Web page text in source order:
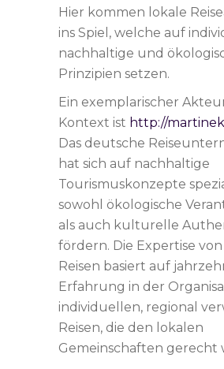
Hier kommen lokale
ins Spiel, welche auf
nachhaltige und
Prinzipien setzen.
Ein exemplarischer
Kontext ist http://
Das deutsche
hat sich auf nachhaltige
Tourismuskonzepte
sowohl ökologische
als auch kulturelle
fördern. Die Expertise
Reisen basiert auf
Erfahrung in der
individuellen, regional
Reisen, die den lokalen
Gemeinschaften gerecht